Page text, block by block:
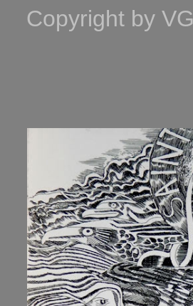
Copyright by